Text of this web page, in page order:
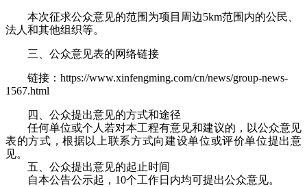
本次征求公众意见的范围为项目周边5km范围内的公民、
法人和其他组织等。
三、公众意见表的网络链接
链接： https://www.xinfengming.com/cn/news/group-news-
1567.html
四、公众提出意见的方式和途径
任何单位或个人若对本工程有意见和建议的，以公众意见
表的方式，根据以上联系方式向建设单位或评价单位提出意
见。
五、公众提出意见的起止时间
自本公告公示起， 10个工作日内均可提出公众意见。